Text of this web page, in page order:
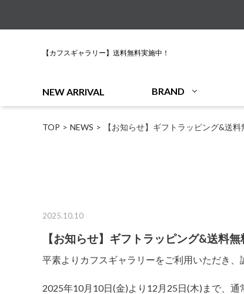
【カフスギャラリー】送料無料実施中！
NEW ARRIVAL BRAND
TOP NEWS 【お知らせ】ギフトラッピング&送
2025.10.10
【お知らせ】ギフトラッピング&送料
平素よりカフスギャラリーをご利用いただき、
2025年10月10日(金)より12月25日(木)まで、通